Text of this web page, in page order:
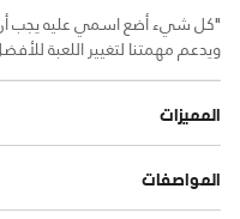
"كل شيء أضع اسمي عليه يجب
ويدعم مهمتنا لتغيير اللعبة
المميزات
المواصفات